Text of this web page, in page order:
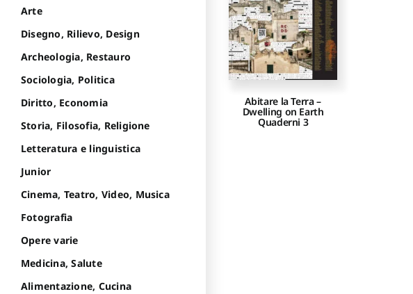
Abitare la Terra –
Dwelling on Earth
Quaderni 3
Arte
Disegno, Rilievo, Design
Archeologia, Restauro
Sociologia, Politica
Diritto, Economia
Storia, Filosofia, Religione
Letteratura e linguistica
Junior
Cinema, Teatro, Video, Musica
Fotografia
Opere varie
Medicina, Salute
Alimentazione, Cucina